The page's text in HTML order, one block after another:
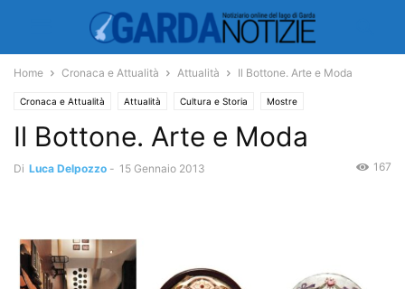
Home Cronaca e Attualità Attualità Il Bottone. Arte e Moda
Cronaca e Attualità Attualità Cultura e Storia Mostre
Il Bottone. Arte e Moda
Di Luca Delpozzo - 15 Gennaio 2013 167